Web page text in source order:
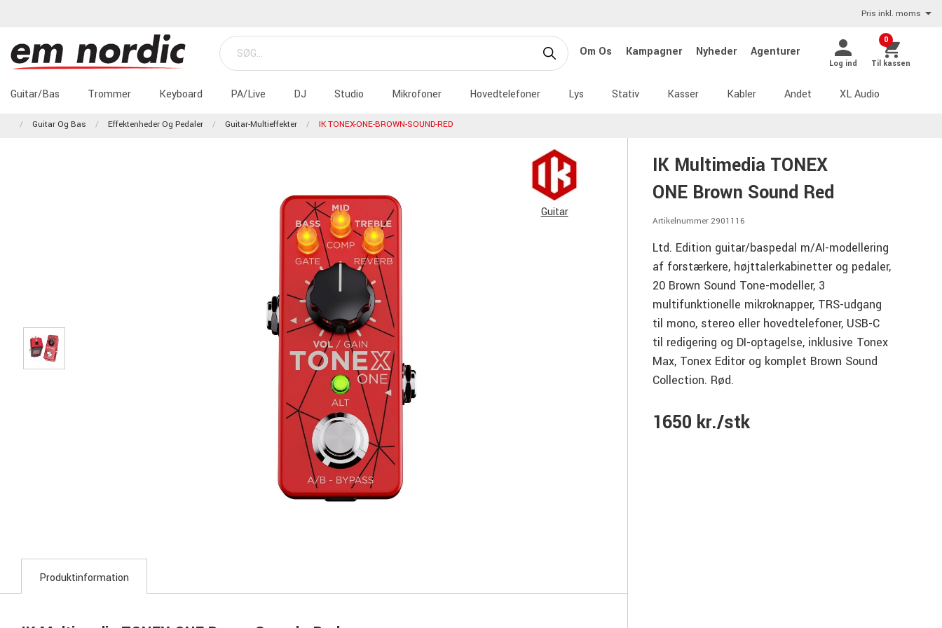
Pris inkl. moms
Om Os Kampagner Nyheder Agenturer
Log ind
0
Til kassen
Guitar/Bas Trommer Keyboard PA/Live DJ Studio Mikrofoner Hovedtelefoner Lys Stativ Kasser Kabler Andet XL Audio
Guitar Og Bas Effektenheder Og Pedaler Guitar-Multieffekter IK TONEX-ONE-BROWN-SOUND-RED
Guitar
IK Multimedia TONEX
ONE Brown Sound Red
Artikelnummer 2901116
Ltd. Edition guitar/baspedal m/AI-modellering
af forstærkere, højttalerkabinetter og pedaler,
20 Brown Sound Tone-modeller, 3
multifunktionelle mikroknapper, TRS-udgang
til mono, stereo eller hovedtelefoner, USB-C
til redigering og DI-optagelse, inklusive Tonex
Max, Tonex Editor og komplet Brown Sound
Collection. Rød.
1650 kr./stk
Produktinformation